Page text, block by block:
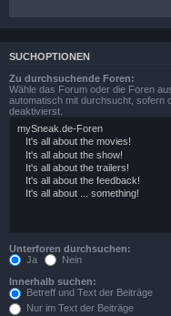
SUCHOPTIONEN
Zu durchsuchende Foren:
Wähle das Forum oder die Foren
automatisch mit durchsucht, sofern
deaktivierst.
Unterforen durchsuchen:
Ja
Nein
Innerhalb suchen:
Betreff und Text der Beiträge
Nur im Text der Beiträge